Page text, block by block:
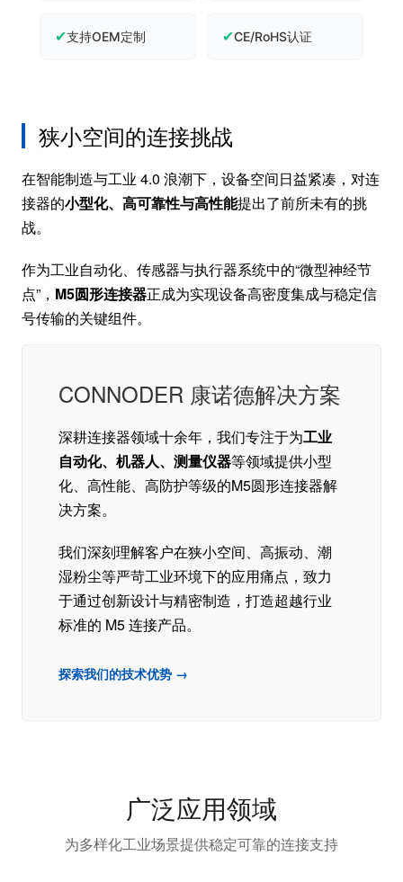
✔支持OEM定制 ✔CE/RoHS认证
狭小空间的连接挑战
在智能制造与工业 4.0 浪潮下，设备空间日益紧凑，对连
接器的小型化、高可靠性与高性能提出了前所未有的挑
战。
作为工业自动化、传感器与执行器系统中的“微型神经节
点”， M5圆形连接器正成为实现设备高密度集成与稳定信
号传输的关键组件。
CONNODER 康诺德解决方案
深耕连接器领域十余年，我们专注于为工业
自动化、机器人、测量仪器等领域提供小型
化、高性能、高防护等级的M5圆形连接器解
决方案。
我们深刻理解客户在狭小空间、高振动、潮
湿粉尘等严苛工业环境下的应用痛点，致力
于通过创新设计与精密制造，打造超越行业
标准的 M5 连接产品。
探索我们的技术优势 →
广泛应用领域
为多样化工业场景提供稳定可靠的连接支持